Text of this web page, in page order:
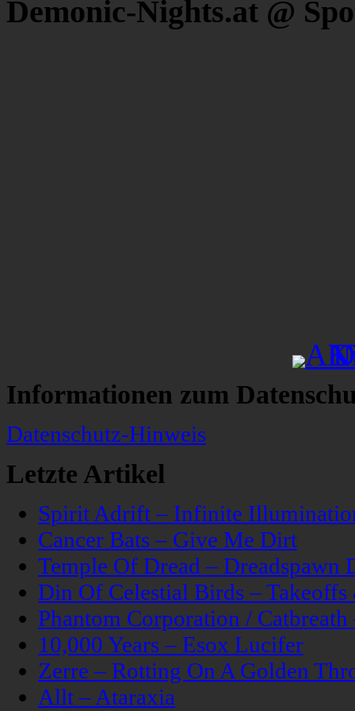
Demonic-Nights.at @
Informationen zum
Datenschutz-Hinweis
Letzte Artikel
Spirit Adrift – Infinite
Cancer Bats – Give Me Dirt
Temple Of Dread – Dreadspawn
Din Of Celestial Birds –
Phantom Corporation /
10,000 Years – Esox Lucifer
Zerre – Rotting On A Golden
Allt – Ataraxia